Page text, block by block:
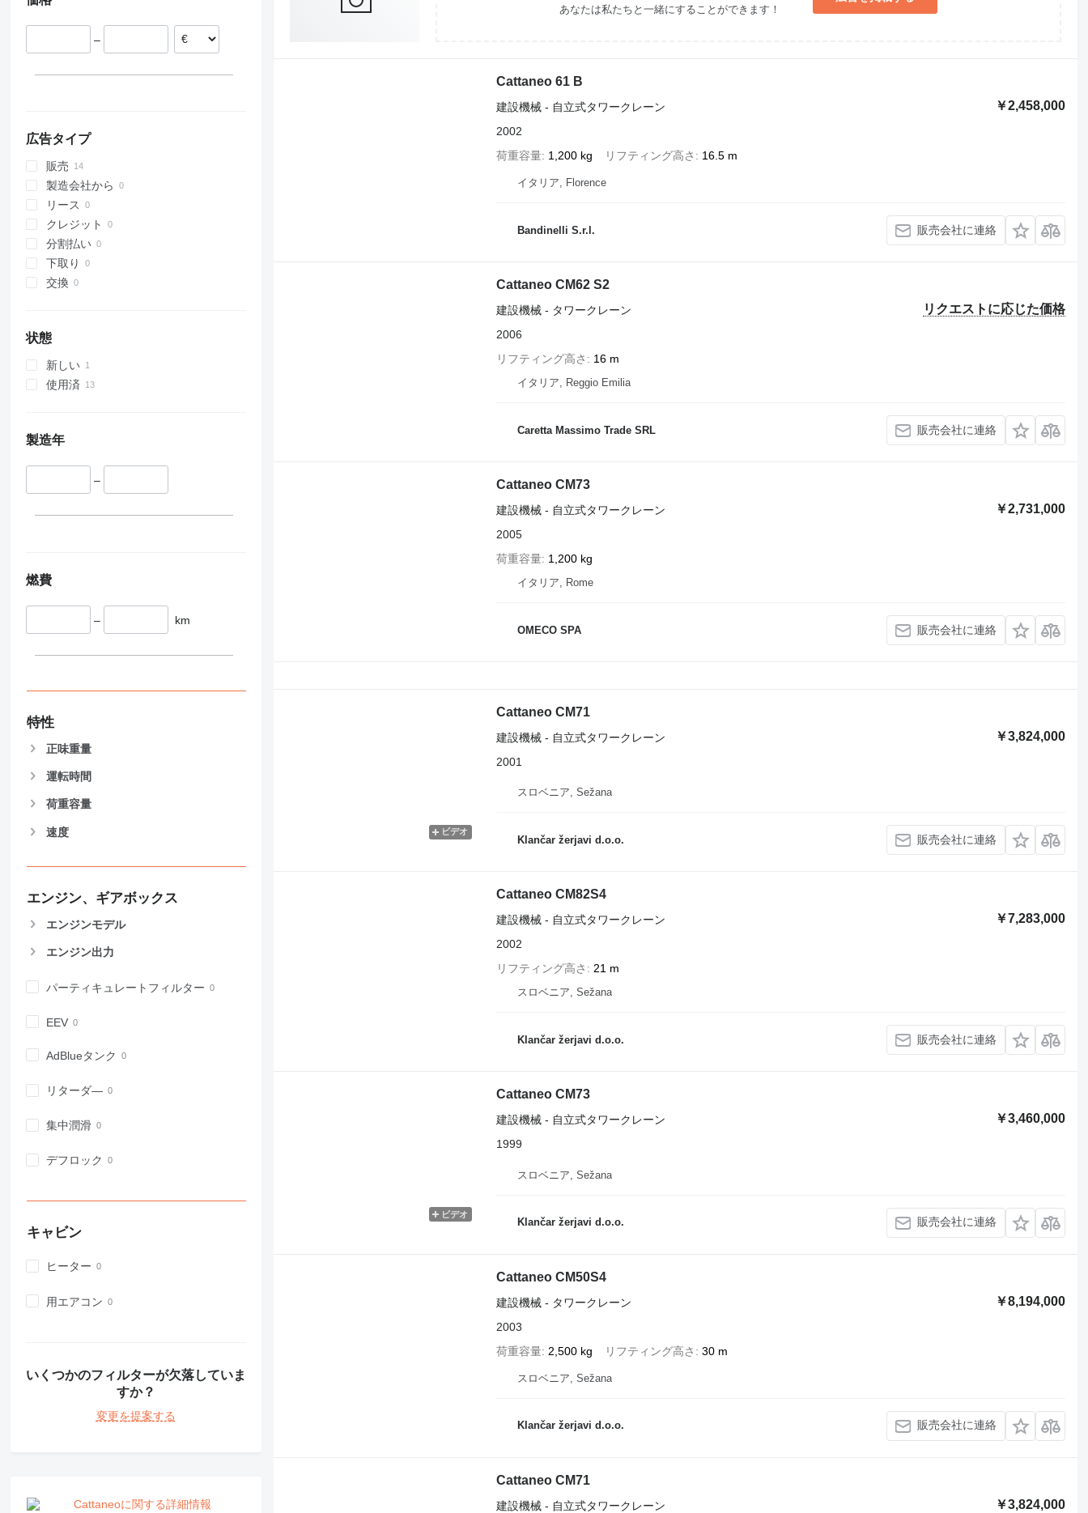
315
318
320
321
322
323
324
325
326
340
345
365
374
907
908
910
918
928
931
938
953
962
963
972
980
988
992
AP
CB
D series
IT
437
8008
8025
8026
8030
8035
CT
JS
JZ
VMT
Vibromax
4069
Liftlux
R-series
Toucan
XZ
–
広告タイプ
販売
製造会社から
リース
クレジット
分割払い
下取り
交換
状態
新しい
使用済
製造年
–
燃費
– km
特性
正味重量
運転時間
荷重容量
速度
エンジン、ギアボックス
エンジンモデル
エンジン出力
パーティキュレートフィルター
EEV
AdBlueタンク
リターダ―
集中潤滑
デフロック
キャビン
ヒーター
用エアコン
いくつかのフィルターが欠落していま
すか？
変更を提案する
Cattaneoに関する詳細情報
あなたは私たちと一緒にすることができます！
Cattaneo 61 B
￥2,458,000
建設機械 - 自立式タワークレーン
2002
荷重容量 1,200 kg リフティング高さ 16.5 m
イタリア, Florence
Bandinelli S.r.l. 販売会社に連絡
Cattaneo CM62 S2
リクエストに応じた価格
建設機械 - タワークレーン
2006
リフティング高さ
16 m
イタリア, Reggio Emilia
Caretta Massimo Trade SRL 販売会社に連絡
Cattaneo CM73
￥2,731,000
建設機械 - 自立式タワークレーン
2005
荷重容量 1,200 kg
イタリア, Rome
OMECO SPA 販売会社に連絡
ビデオ
Cattaneo CM71
￥3,824,000
建設機械 - 自立式タワークレーン
2001
スロベニア, Sežana
Klančar žerjavi d.o.o. 販売会社に連絡
Cattaneo CM82S4
￥7,283,000
建設機械 - 自立式タワークレーン
2002
リフティング高さ
21 m
スロベニア, Sežana
Klančar žerjavi d.o.o. 販売会社に連絡
ビデオ
Cattaneo CM73
￥3,460,000
建設機械 - 自立式タワークレーン
1999
スロベニア, Sežana
Klančar žerjavi d.o.o. 販売会社に連絡
Cattaneo CM50S4
￥8,194,000
建設機械 - タワークレーン
2003
荷重容量 2,500 kg リフティング高さ 30 m
スロベニア, Sežana
Klančar žerjavi d.o.o. 販売会社に連絡
Cattaneo CM71
￥3,824,000
建設機械 - 自立式タワークレーン